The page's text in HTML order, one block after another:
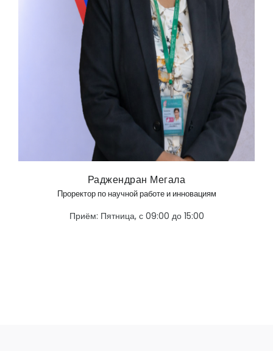
Раджендран Мегала
Проректор по научной работе и инновациям
Приём: Пятница, с 09:00 до 15:00